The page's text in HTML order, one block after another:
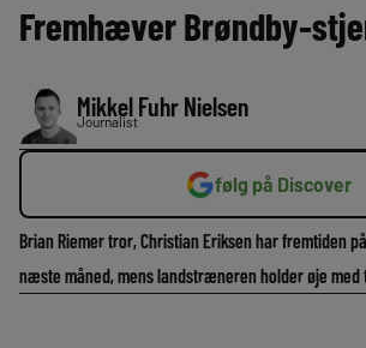
Fremhæver Brøndby-
Mikkel Fuhr Nielsen
Journalist
følg på Discover
Brian Riemer tror, Christian Eriksen har fremtiden
næste måned, mens landstræneren holder øje